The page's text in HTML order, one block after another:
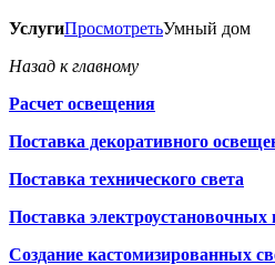
УслугиПросмотретьУмный дом
Назад к главному
Расчет освещения
Поставка декоративного
Поставка технического света
Поставка
Создание кастомизированных